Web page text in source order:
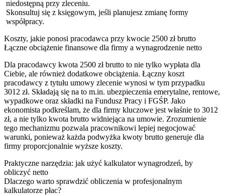
niedostępną przy zleceniu.
Skonsultuj się z księgowym, jeśli planujesz zmianę formy
współpracy.
Koszty, jakie ponosi pracodawca przy kwocie 2500 zł brutto
Łączne obciążenie finansowe dla firmy a wynagrodzenie netto
Dla pracodawcy kwota 2500 zł brutto to nie tylko wypłata dla
Ciebie, ale również dodatkowe obciążenia. Łączny koszt
pracodawcy z tytułu umowy zlecenie wynosi w tym przypadku
3012 zł. Składają się na to m.in. ubezpieczenia emerytalne, rentowe,
wypadkowe oraz składki na Fundusz Pracy i FGŚP. Jako
ekonomista podkreślam, że dla firmy kluczowe jest właśnie to 3012
zł, a nie tylko kwota brutto widniejąca na umowie. Zrozumienie
tego mechanizmu pozwala pracownikowi lepiej negocjować
warunki, ponieważ każda podwyżka kwoty brutto generuje dla
firmy proporcjonalnie wyższe koszty.
Praktyczne narzędzia: jak użyć kalkulator wynagrodzeń, by
obliczyć netto
Dlaczego warto sprawdzić obliczenia w profesjonalnym
kalkulatorze płac?